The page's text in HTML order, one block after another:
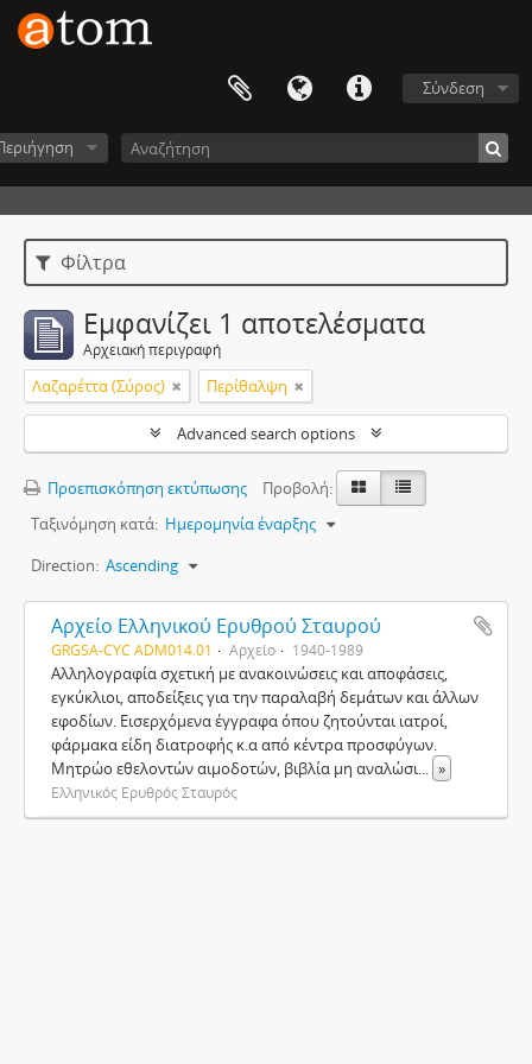
Σύνδεση
Φίλτρα
Εμφανίζει 1 αποτελέσματα
Αρχειακή περιγραφή
Λαζαρέττα (Σύρος) Περίθαλψη
Advanced search options
Προεπισκόπηση εκτύπωσης
Προβολή:
Ταξινόμηση κατά: Ημερομηνία έναρξης
Direction: Ascending
Αρχείο Ελληνικού Ερυθρού Σταυρού
GRGSA-CYC ADM014.01 Αρχείο 1940-1989
Αλληλογραφία σχετική με ανακοινώσεις και αποφάσεις,
εγκύκλιοι, αποδείξεις για την παραλαβή δεμάτων και άλλων
εφοδίων. Εισερχόμενα έγγραφα όπου ζητούνται ιατροί,
φάρμακα είδη διατροφής κ.α από κέντρα προσφύγων.
Μητρώο εθελοντών αιμοδοτών, βιβλία μη αναλώσι... »
Ελληνικός Ερυθρός Σταυρός